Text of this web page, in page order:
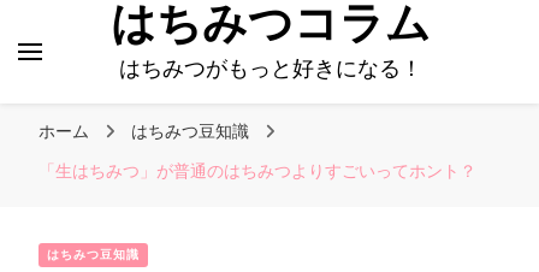
はちみつコラム
はちみつがもっと好きになる！
ホーム
はちみつ豆知識
「生はちみつ」が普通のはちみつよりすごいってホント？
はちみつ豆知識